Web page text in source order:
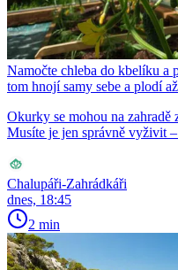
Namočte chleba do kbelíku
tom hnojí samy sebe a plodí
Okurky se mohou na
Musíte je jen správně vyživit
Chalupáři-Zahrádkáři
dnes, 18:45
2 min